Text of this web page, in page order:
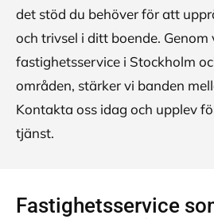
det stöd du behöver för att
och trivsel i ditt boende.
fastighetsservice i Stockholm
områden, stärker vi banden
Kontakta oss idag och upplev
tjänst.
Fastighetsservice